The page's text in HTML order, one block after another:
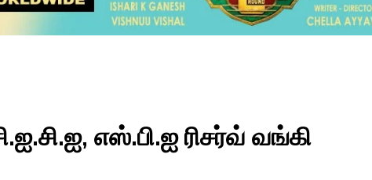
எஸ்.பி.ஐ ரிசர்வ் வங்கி